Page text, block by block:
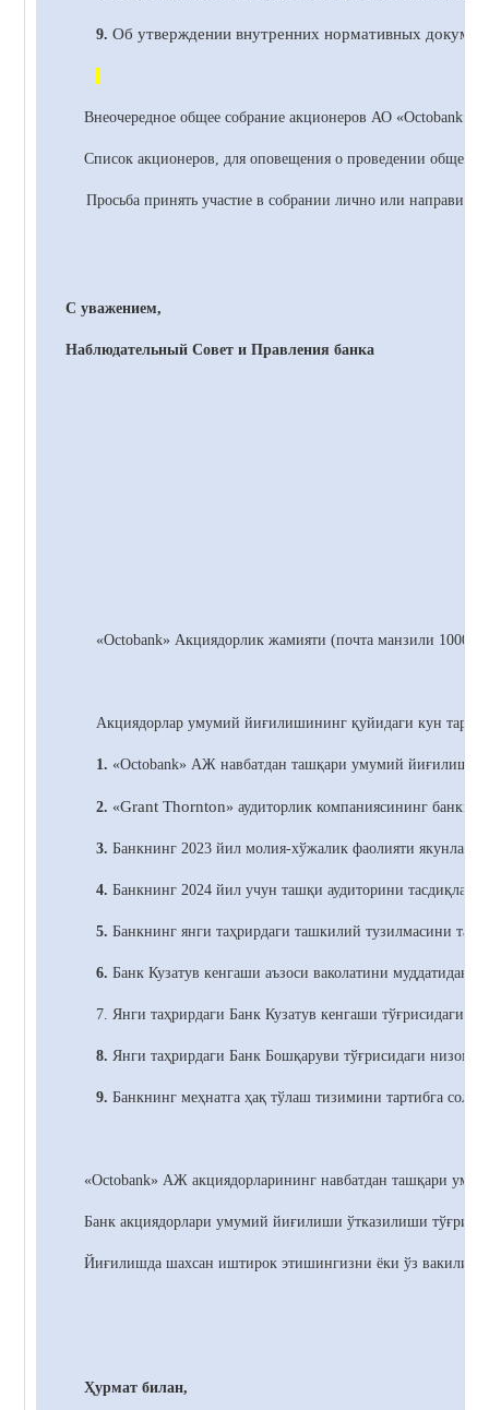
9. Об утверждении внутренних нормативных
Внеочередное общее собрание акционеров АО «Octobank»
Список акционеров, для оповещения о проведении общего
Просьба принять участие в собрании лично или
С уважением,
Наблюдательный Совет и Правления банка
«Octobank» Акциядорлик жамияти (почта манзили
Акциядорлар умумий йиғилишининг қуйидаги кун
1. «Octobank» АЖ навбатдан ташқари умумий
2. «Grant Thornton» аудиторлик компаниясининг
3. Банкнинг 2023 йил молия-хўжалик фаолияти якунлари
4. Банкнинг 2024 йил учун ташқи аудиторини тасдиқлаш
5. Банкнинг янги таҳрирдаги ташкилий тузилмасини
6.Банк Кузатув кенгаши аъзоси ваколатини муддатидан
7. Янги таҳрирдаги Банк Кузатув кенгаши тўғрисидаги
8.Янги таҳрирдаги Банк Бошқаруви тўғрисидаги
9. Банкнинг меҳнатга ҳақ тўлаш тизимини тартибга
«Octobank» АЖ акциядорларининг навбатдан ташқари
Банк акциядорлари умумий йиғилиши ўтказилиши
Йиғилишда шахсан иштирок этишингизни ёки ўз
Ҳурмат билан,